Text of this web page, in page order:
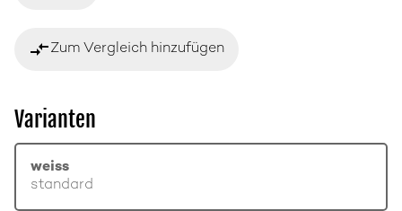
compare_arrowsZum Vergleich hinzufügen
Varianten
weiss
standard